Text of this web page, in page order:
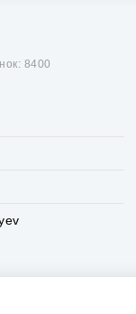
8400